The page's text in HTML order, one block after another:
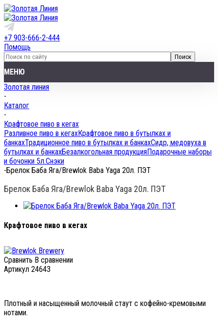
+7 903-666-2-444
Помощь
МЕНЮ
Золотая линия
-
Каталог
-
Крафтовое пиво в кегах
Разливное пиво в кегахКрафтовое пиво в бутылках и
банкахТрадиционное пиво в бутылках и банкахСидр, медовуха в
бутылках и банкахБезалкогольная продукцияПодарочные наборы
и бочонки 5л.Снэки
-Брелок Баба Яга/Brewlok Baba Yaga 20л. ПЭТ
Брелок Баба Яга/Brewlok Baba Yaga 20л. ПЭТ
Крафтовое пиво в кегах
Сравнить В сравнении
Артикул 24643
Плотный и насыщенный молочный стаут с кофейно-кремовыми
нотами.